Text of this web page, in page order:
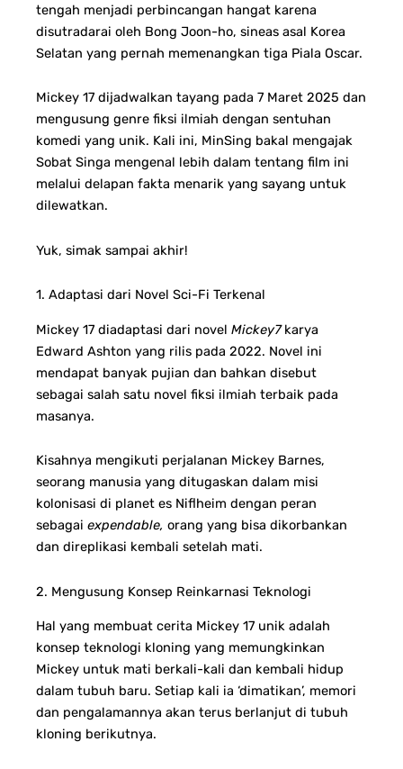
tengah menjadi perbincangan hangat karena
disutradarai oleh Bong Joon-ho, sineas asal Korea
Selatan yang pernah memenangkan tiga Piala Oscar.
Mickey 17 dijadwalkan tayang pada 7 Maret 2025 dan
mengusung genre fiksi ilmiah dengan sentuhan
komedi yang unik. Kali ini, MinSing bakal mengajak
Sobat Singa mengenal lebih dalam tentang film ini
melalui delapan fakta menarik yang sayang untuk
dilewatkan.
Yuk, simak sampai akhir!
1. Adaptasi dari Novel Sci-Fi Terkenal
Mickey 17 diadaptasi dari novel Mickey7karya
Edward Ashton yang rilis pada 2022. Novel ini
mendapat banyak pujian dan bahkan disebut
sebagai salah satu novel fiksi ilmiah terbaik pada
masanya.
Kisahnya mengikuti perjalanan Mickey Barnes,
seorang manusia yang ditugaskan dalam misi
kolonisasi di planet es Niflheim dengan peran
sebagai expendable, orang yang bisa dikorbankan
dan direplikasi kembali setelah mati.
2. Mengusung Konsep Reinkarnasi Teknologi
Hal yang membuat cerita Mickey 17 unik adalah
konsep teknologi kloning yang memungkinkan
Mickey untuk mati berkali-kali dan kembali hidup
dalam tubuh baru. Setiap kali ia ‘dimatikan’, memori
dan pengalamannya akan terus berlanjut di tubuh
kloning berikutnya.